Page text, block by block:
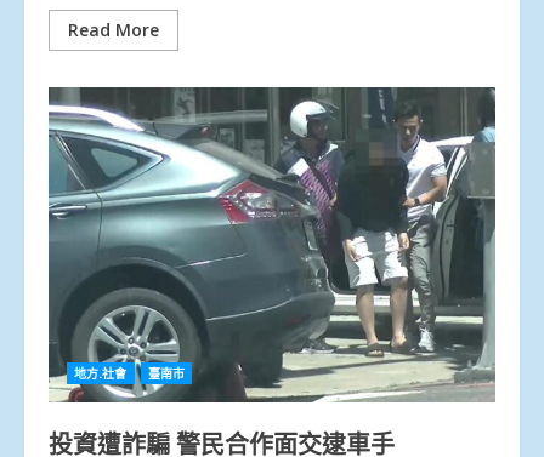
Read More
地方.社會 臺南市
投資遭詐騙 警民合作面交逮車手